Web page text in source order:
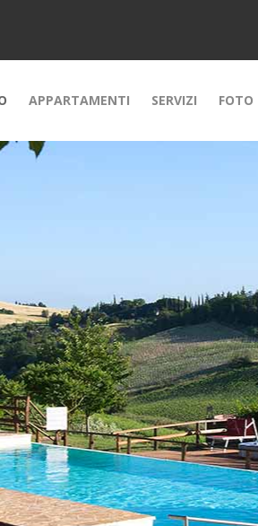
APPARTAMENTI SERVIZI FOTO